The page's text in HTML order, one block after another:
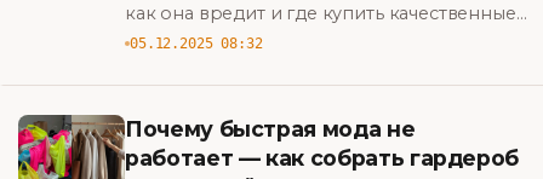
как она вредит и где купить качественные
вещи — практичные советы и
гардероба. BigBazar
05.12.2025 08:32
Почему быстрая мода не
работает — как собрать гардероб